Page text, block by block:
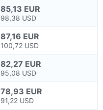
85,13 EUR
98,38 USD
87,16 EUR
100,72 USD
82,27 EUR
95,08 USD
78,93 EUR
91,22 USD